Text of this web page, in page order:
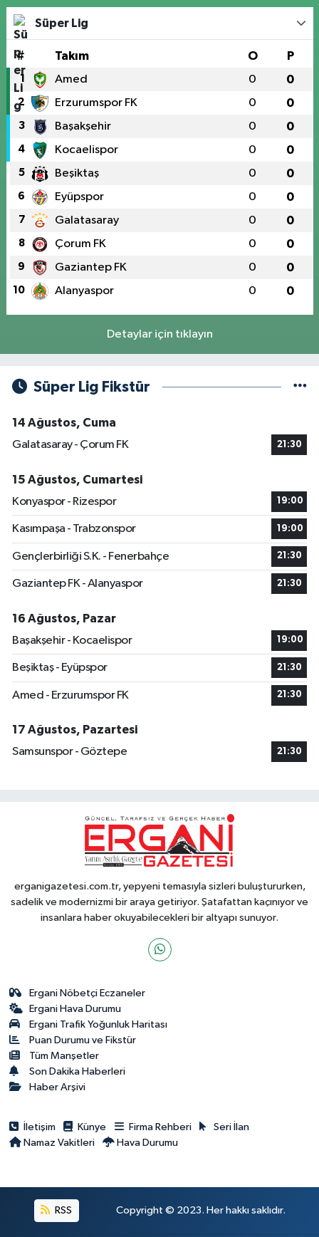
Süper Lig
# Takım O P
1 Amed 0 0
2 Erzurumspor FK 0 0
3 Başakşehir 0 0
4 Kocaelispor 0 0
5 Beşiktaş 0 0
6 Eyüpspor 0 0
7 Galatasaray 0 0
8 Çorum FK 0 0
9 Gaziantep FK 0 0
10 Alanyaspor 0 0
Detaylar için tıklayın
Süper Lig Fikstür
14 Ağustos, Cuma
Galatasaray - Çorum FK
21:30
15 Ağustos, Cumartesi
Konyaspor - Rizespor
19:00
Kasımpaşa - Trabzonspor 19:00
Gençlerbirliği S.K. - Fenerbahçe 21:30
Gaziantep FK - Alanyaspor 21:30
16 Ağustos, Pazar
Başakşehir - Kocaelispor
19:00
Beşiktaş - Eyüpspor 21:30
Amed - Erzurumspor FK 21:30
17 Ağustos, Pazartesi
Samsunspor - Göztepe
21:30
erganigazetesi.com.tr, yepyeni temasıyla sizleri buluştururken,
sadelik ve modernizmi bir araya getiriyor. Şatafattan kaçınıyor ve
insanlara haber okuyabilecekleri bir altyapı sunuyor.
Ergani Nöbetçi Eczaneler
Ergani Hava Durumu
Ergani Trafik Yoğunluk Haritası
Puan Durumu ve Fikstür
Tüm Manşetler
Son Dakika Haberleri
Haber Arşivi
İletişim Künye Firma Rehberi
Seri İlan
Namaz Vakitleri
Hava Durumu
RSS Copyright © 2023. Her hakkı saklıdır.